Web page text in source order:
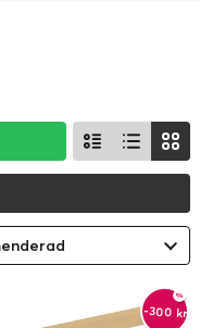
-300 kr